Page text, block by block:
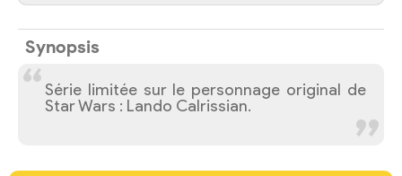
Synopsis
Série limitée sur le personnage original de
Star Wars : Lando Calrissian.